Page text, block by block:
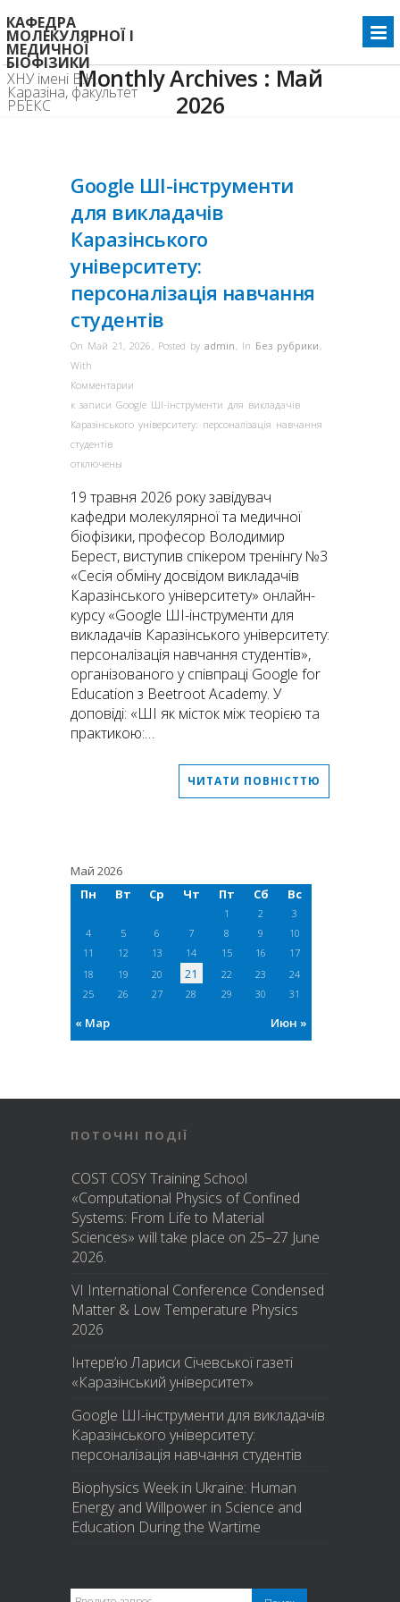
КАФЕДРА
МОЛЕКУЛЯРНОЇ І
МЕДИЧНОЇ
БІОФІЗИКИ
ХНУ імені В.Н.
Каразіна, факультет
РБЕКС
Monthly Archives : Май
2026
Google ШІ-інструменти
для викладачів
Каразінського
університету:
персоналізація навчання
студентів
On Май 21, 2026 , Posted by admin , In Без рубрики ,
With
Комментарии
к записи Google ШІ-інструменти для викладачів
Каразінського університету: персоналізація навчання
студентів
отключены
19 травня 2026 року завідувач
кафедри молекулярної та медичної
біофізики, професор Володимир
Берест, виступив спікером тренінгу №3
«Сесія обміну досвідом викладачів
Каразінського університету» онлайн-
курсу «Google ШІ-інструменти для
викладачів Каразінського університету:
персоналізація навчання студентів»,
організованого у співпраці Google for
Education з Beetroot Academy. У
доповіді: «ШІ як місток між теорією та
практикою:…
ЧИТАТИ ПОВНІСТТЮ
Май 2026
Пн
Вт Ср Чт Пт Сб Вс
« Мар Июн »
1 2
3
4
5 6 7 8 9
10
11
12 13 14 15 16
17
18
19 20 21 22 23
24
25
26 27 28 29 30 31
ПОТОЧНІ ПОДІЇ
COST COSY Training School
«Computational Physics of Confined
Systems: From Life to Material
Sciences» will take place on 25–27 June
2026.
VI International Conference Condensed
Matter & Low Temperature Physics
2026
Інтерв’ю Лариси Січевської газеті
«Каразінський університет»
Google ШІ-інструменти для викладачів
Каразінського університету:
персоналізація навчання студентів
Biophysics Week in Ukraine: Human
Energy and Willpower in Science and
Education During the Wartime